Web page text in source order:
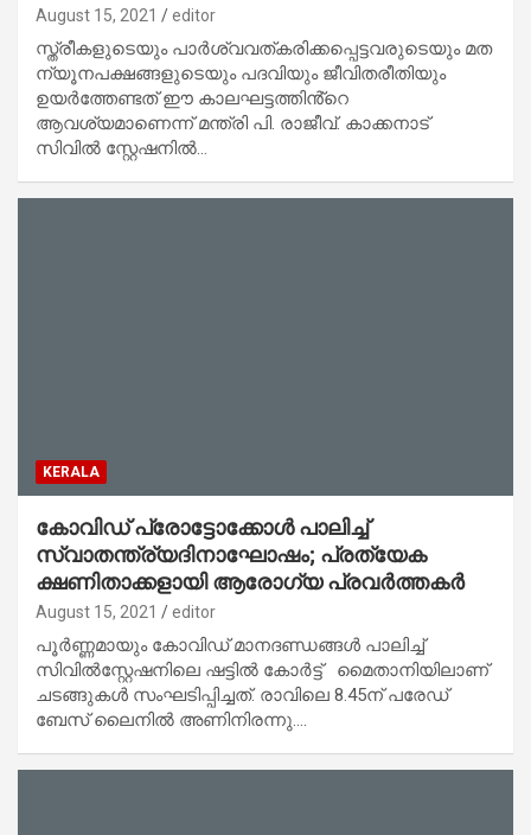
August 15, 2021 editor
സ്ത്രീകളുടെയും പാർശ്വവത്കരിക്കപ്പെട്ടവരുടെയും മത
ന്യൂനപക്ഷങ്ങളുടെയും പദവിയും ജീവിതരീതിയും
ഉയർത്തേണ്ടത് ഈ കാലഘട്ടത്തിൻ്റെ
ആവശ്യമാണെന്ന് മന്ത്രി പി. രാജീവ്. കാക്കനാട്
സിവിൽ സ്റ്റേഷനിൽ…
KERALA
കോവിഡ് പ്രോട്ടോക്കോൾ പാലിച്ച്
സ്വാതന്ത്ര്യദിനാഘോഷം; പ്രത്യേക
ക്ഷണിതാക്കളായി ആരോഗ്യ പ്രവർത്തകർ
August 15, 2021 editor
പൂർണ്ണമായും കോവിഡ് മാനദണ്ഡങ്ങൾ പാലിച്ച്
സിവിൽസ്റ്റേഷനിലെ ഷട്ടിൽ കോർട്ട് മൈതാനിയിലാണ്
ചടങ്ങുകൾ സംഘടിപ്പിച്ചത്. രാവിലെ 8.45ന് പരേഡ്
ബേസ് ലൈനിൽ അണിനിരന്നു.…